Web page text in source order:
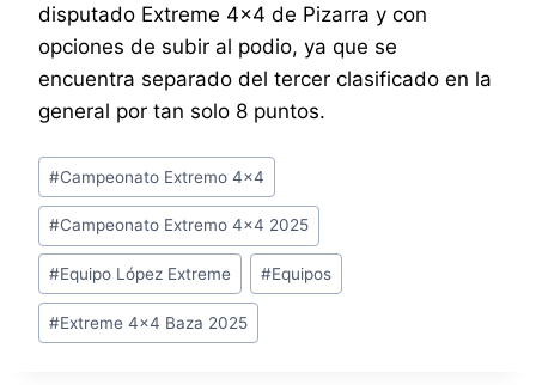
disputado Extreme 4×4 de Pizarra y con
opciones de subir al podio, ya que se
encuentra separado del tercer clasificado en la
general por tan solo 8 puntos.
Etiquetas
de
la
entrada:
#Campeonato Extremo 4x4
#Campeonato Extremo 4x4 2025
#Equipo López Extreme #Equipos
#Extreme 4x4 Baza 2025